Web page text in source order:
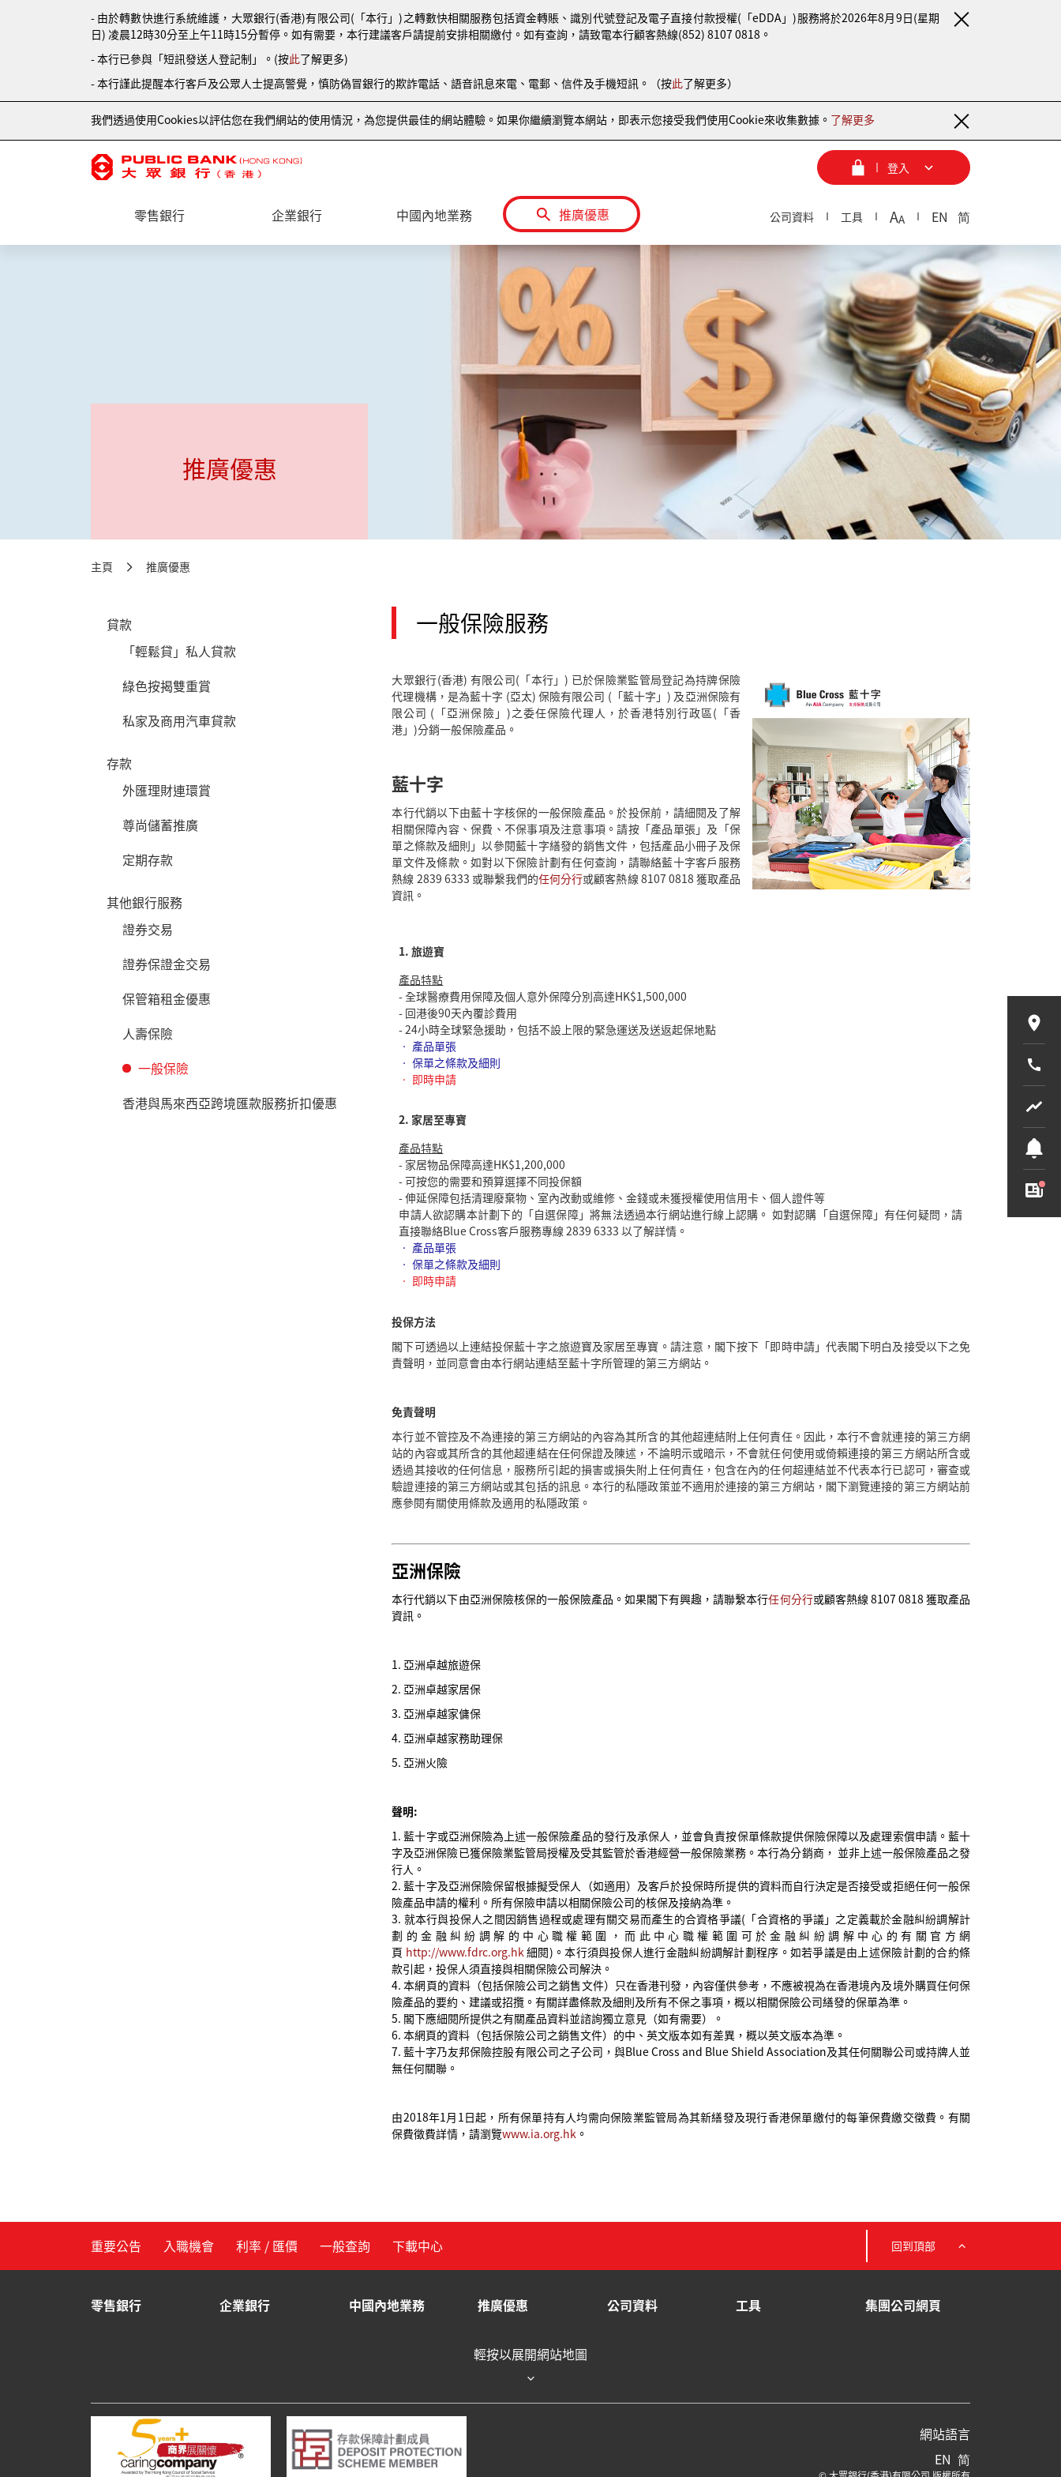
- 由於轉數快進行系統維護，大眾銀行(香港)有限公司(「本行」)之轉數快相關服務包括資金轉賬、識別代號登記及電子直接付款授權(「eDDA」)服務將於2026年8月9日(星期
日) 凌晨12時30分至上午11時15分暫停。如有需要，本行建議客戶請提前安排相關繳付。如有查詢，請致電本行顧客熱線(852) 8107 0818。
- 本行已參與「短訊發送人登記制」。(按此了解更多)
- 本行謹此提醒本行客戶及公眾人士提高警覺，慎防偽冒銀行的欺詐電話、語音訊息來電、電郵、信件及手機短訊。（按此了解更多）
我們透過使用Cookies以評估您在我們網站的使用情況，為您提供最佳的網站體驗。如果你繼續瀏覽本網站，即表示您接受我們使用Cookie來收集數據。 了解更多
登入
零售銀行 企業銀行 中國內地業務 推廣優惠 公司資料 工具 AA EN 简
推廣優惠
主頁 推廣優惠
貸款
「輕鬆貸」私人貸款
綠色按揭雙重賞
私家及商用汽車貸款
存款
外匯理財連環賞
尊尚儲蓄推廣
定期存款
其他銀行服務
證券交易
證券保證金交易
保管箱租金優惠
人壽保險
一般保險
香港與馬來西亞跨境匯款服務折扣優惠
一般保險服務
大眾銀行(香港) 有限公司(「本行」) 已於保險業監管局登記為持牌保險
代理機構，是為藍十字 (亞太) 保險有限公司 (「藍十字」) 及亞洲保險有
限公司 (「亞洲保險」)之委任保險代理人，於香港特別行政區(「香
港」)分銷一般保險產品。
藍十字
本行代銷以下由藍十字核保的一般保險產品。於投保前，請細閱及了解
相關保障內容、保費、不保事項及注意事項。請按「產品單張」及「保
單之條款及細則」以參閱藍十字繕發的銷售文件，包括產品小冊子及保
單文件及條款。如對以下保險計劃有任何查詢，請聯絡藍十字客戶服務
熱線 2839 6333 或聯繫我們的任何分行或顧客熱線 8107 0818 獲取產品
資訊。
1. 旅遊寶
產品特點
- 全球醫療費用保障及個人意外保障分別高達HK$1,500,000
- 回港後90天內覆診費用
- 24小時全球緊急援助，包括不設上限的緊急運送及送返起保地點
• 產品單張
•保單之條款及細則
• 即時申請
2. 家居至專寶
產品特點
- 家居物品保障高達HK$1,200,000
- 可按您的需要和預算選擇不同投保額
- 伸延保障包括清理廢棄物、室內改動或維修、金錢或未獲授權使用信用卡、個人證件等
申請人欲認購本計劃下的「自選保障」將無法透過本行網站進行線上認購。 如對認購「自選保障」有任何疑問，請
直接聯絡Blue Cross客戶服務專線 2839 6333 以了解詳情。
• 產品單張
•保單之條款及細則
• 即時申請
投保方法
閣下可透過以上連結投保藍十字之旅遊寶及家居至專寶。請注意，閣下按下「即時申請」代表閣下明白及接受以下之免
責聲明，並同意會由本行網站連結至藍十字所管理的第三方網站。
免責聲明
本行並不管控及不為連接的第三方網站的內容為其所含的其他超連結附上任何責任。因此，本行不會就連接的第三方網
站的內容或其所含的其他超連結在任何保證及陳述，不論明示或暗示，不會就任何使用或倚賴連接的第三方網站所含或
透過其接收的任何信息，服務所引起的損害或損失附上任何責任，包含在內的任何超連結並不代表本行已認可，審查或
驗證連接的第三方網站或其包括的訊息。本行的私隱政策並不適用於連接的第三方網站，閣下瀏覽連接的第三方網站前
應參閱有關使用條款及適用的私隱政策。
亞洲保險
本行代銷以下由亞洲保險核保的一般保險產品。如果閣下有興趣，請聯繫本行任何分行或顧客熱線 8107 0818 獲取產品
資訊。
1. 亞洲卓越旅遊保
2. 亞洲卓越家居保
3. 亞洲卓越家傭保
4. 亞洲卓越家務助理保
5. 亞洲火險
聲明:
1. 藍十字或亞洲保險為上述一般保險產品的發行及承保人，並會負責按保單條款提供保險保障以及處理索償申請。藍十
字及亞洲保險已獲保險業監管局授權及受其監管於香港經營一般保險業務。本行為分銷商， 並非上述一般保險產品之發
行人。
2. 藍十字及亞洲保險保留根據擬受保人（如適用）及客戶於投保時所提供的資料而自行決定是否接受或拒絕任何一般保
險產品申請的權利。所有保險申請以相關保險公司的核保及接納為準。
3. 就本行與投保人之間因銷售過程或處理有關交易而產生的合資格爭議(「合資格的爭議」之定義載於金融糾紛調解計
劃的金融糾紛調解的中心職權範圍，而此中心職權範圍可於金融糾紛調解中心的有關官方網
頁 http://www.fdrc.org.hk細閱)。本行須與投保人進行金融糾紛調解計劃程序。如若爭議是由上述保險計劃的合約條
款引起，投保人須直接與相關保險公司解決。
4. 本網頁的資料（包括保險公司之銷售文件）只在香港刊發，內容僅供參考，不應被視為在香港境內及境外購買任何保
險產品的要約、建議或招攬。有關詳盡條款及細則及所有不保之事項，概以相關保險公司繕發的保單為準。
5. 閣下應細閱所提供之有關產品資料並諮詢獨立意見（如有需要）。
6. 本網頁的資料（包括保險公司之銷售文件）的中、英文版本如有差異，概以英文版本為準。
7. 藍十字乃友邦保險控股有限公司之子公司，與Blue Cross and Blue Shield Association及其任何關聯公司或持牌人並
無任何關聯。
由2018年1月1日起，所有保單持有人均需向保險業監管局為其新繕發及現行香港保單繳付的每筆保費繳交徵費。有關
保費徵費詳情，請瀏覽www.ia.org.hk 。
重要公告 入職機會 利率 / 匯價 一般查詢 下載中心 回到頂部
輕按以展開網站地圖
零售銀行 企業銀行 中國內地業務 推廣優惠 公司資料 工具 集團公司網頁
網站語言
EN 简